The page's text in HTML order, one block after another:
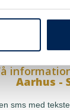
en sms
Aarhus -
sms med